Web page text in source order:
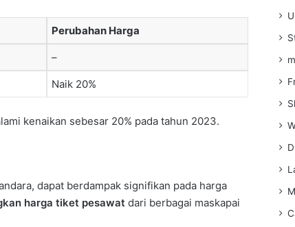
Perubahan Harga
–
Naik 20%
kenaikan sebesar 20% pada tahun 2023.
dapat berdampak signifikan pada harga
harga tiket pesawat dari berbagai maskapai